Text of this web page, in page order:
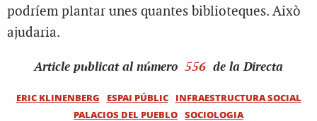
podríem plantar unes quantes biblioteques. Això
ajudaria.
Article publicat al número 556 de la Directa
ERIC KLINENBERG ESPAI PÚBLIC
INFRAESTRUCTURA SOCIAL
PALACIOS DEL PUEBLO SOCIOLOGIA